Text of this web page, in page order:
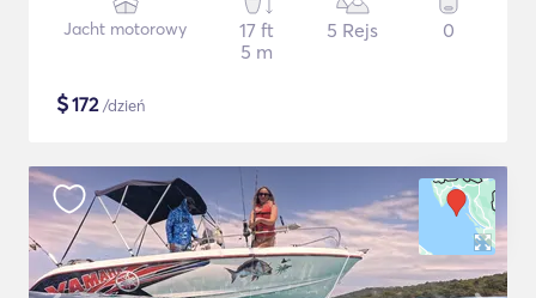
Jacht motorowy
17 ft
5 m
5 Rejs 0
$172/dzień